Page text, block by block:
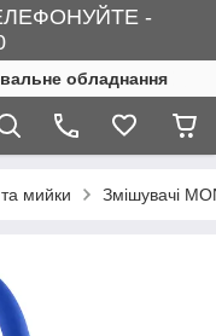
-
обладнання
мийки Змішувачі